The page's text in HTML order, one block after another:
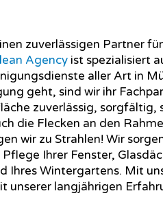
zuverlässigen Partner
Agency ist spezialisiert
aller Art in
geht, sind wir ihr
zuverlässig, sorgfältig,
die Flecken an den
wir zu Strahlen! Wir
Ihrer Fenster,
Ihres Wintergartens. Mit
unserer langjährigen